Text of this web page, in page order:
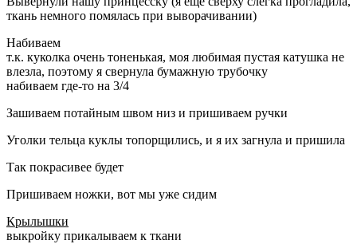
ткань немного помялась при выворачивании)
Набиваем
т.к. куколка очень тоненькая, моя любимая пустая катушка не
влезла, поэтому я свернула бумажную трубочку
набиваем где-то на 3/4
Зашиваем потайным швом низ и пришиваем ручки
Уголки тельца куклы топорщились, и я их загнула и пришила
Так покрасивее будет
Пришиваем ножки, вот мы уже сидим
Крылышки
выкройку прикалываем к ткани